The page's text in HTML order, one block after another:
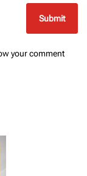
your comment